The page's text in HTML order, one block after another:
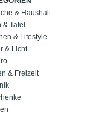
& Haushalt
& Tafel
& Lifestyle
& Licht
& Freizeit